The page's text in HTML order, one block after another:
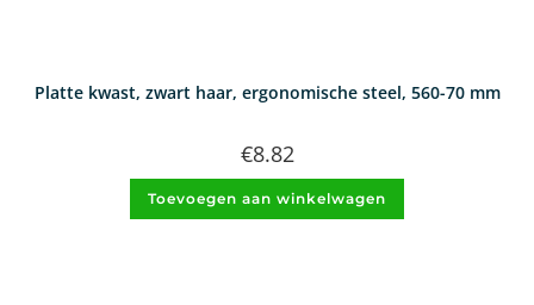
Platte kwast, zwart haar, ergonomische steel, 560-70 mm
€8.82
Toevoegen aan winkelwagen